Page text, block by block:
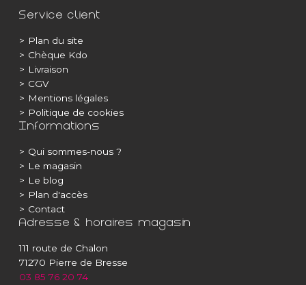
Service client
> Plan du site
> Chèque Kdo
> Livraison
> CGV
> Mentions légales
> Politique de cookies
Informations
> Qui sommes-nous ?
> Le magasin
> Le blog
> Plan d'accès
> Contact
Adresse & horaires magasin
111 route de Chalon
71270 Pierre de Bresse
03 85 76 20 74